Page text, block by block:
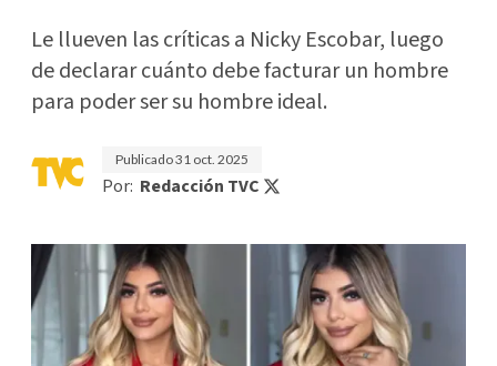
Le llueven las críticas a Nicky Escobar, luego
de declarar cuánto debe facturar un hombre
para poder ser su hombre ideal.
Publicado31 oct. 2025
Por: Redacción TVC